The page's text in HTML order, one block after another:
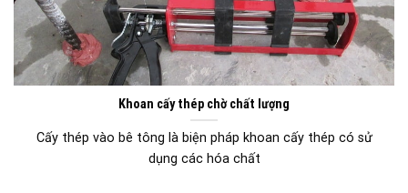
Khoan cấy thép chờ chất lượng
Cấy thép vào bê tông là biện pháp khoan cấy thép có sử
dụng các hóa chất